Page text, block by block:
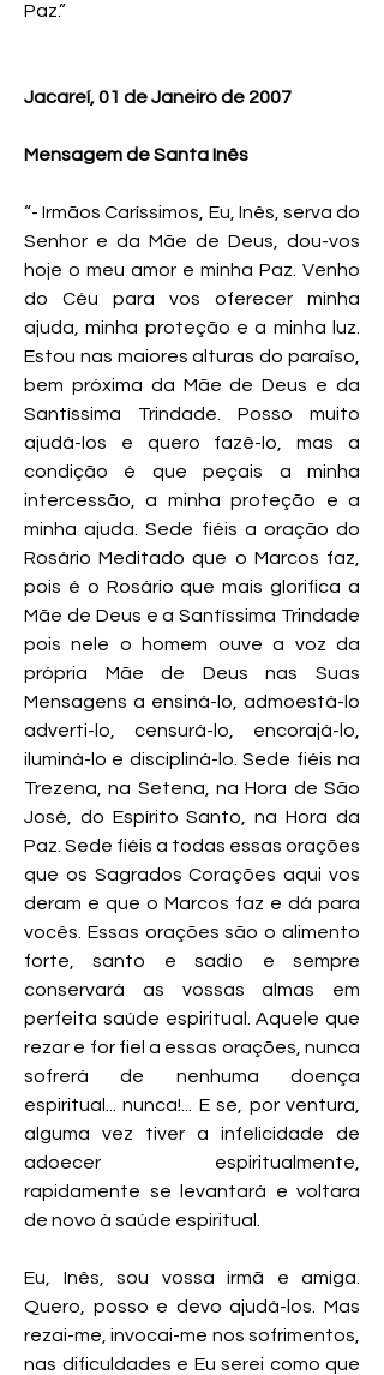
Paz.”
Jacareí, 01 de Janeiro de 2007
Mensagem de Santa Inês
“- Irmãos Caríssimos, Eu, Inês, serva do
Senhor e da Mãe de Deus, dou-vos
hoje o meu amor e minha Paz. Venho
do Céu para vos oferecer minha
ajuda, minha proteção e a minha luz.
Estou nas maiores alturas do paraíso,
bem próxima da Mãe de Deus e da
Santíssima Trindade. Posso muito
ajudá-los e quero fazê-lo, mas a
condição é que peçais a minha
intercessão, a minha proteção e a
minha ajuda. Sede fiéis a oração do
Rosário Meditado que o Marcos faz,
pois é o Rosário que mais glorifica a
Mãe de Deus e a Santíssima Trindade
pois nele o homem ouve a voz da
própria Mãe de Deus nas Suas
Mensagens a ensiná-lo, admoestá-lo
adverti-lo, censurá-lo, encorajá-lo,
iluminá-lo e discipliná-lo. Sede fiéis na
Trezena, na Setena, na Hora de São
José, do Espírito Santo, na Hora da
Paz. Sede fiéis a todas essas orações
que os Sagrados Corações aqui vos
deram e que o Marcos faz e dá para
vocês. Essas orações são o alimento
forte, santo e sadio e sempre
conservará as vossas almas em
perfeita saúde espiritual. Aquele que
rezar e for fiel a essas orações, nunca
sofrerá de nenhuma doença
espiritual... nunca!... E se, por ventura,
alguma vez tiver a infelicidade de
adoecer espiritualmente,
rapidamente se levantará e voltara
de novo à saúde espiritual.
Eu, Inês, sou vossa irmã e amiga.
Quero, posso e devo ajudá-los. Mas
rezai-me, invocai-me nos sofrimentos,
nas dificuldades e Eu serei como que